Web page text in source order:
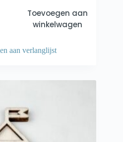
Toevoegen aan
winkelwagen
aan verlanglijst